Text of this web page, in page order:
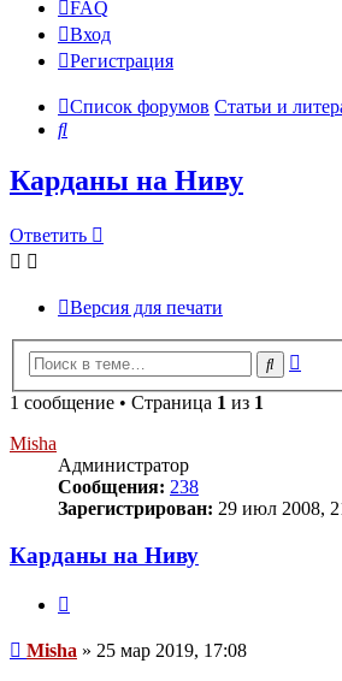
FAQ
Вход
Регистрация
Список форумов Статьи и
Поиск
Карданы на Ниву
Ответить
Версия для печати
Поиск
1 сообщение • Страница 1 из 1
Misha
Администратор
Сообщения: 238
Зарегистрирован: 29 июл 2008,
Карданы на Ниву
Сообщение
Misha » 25 мар 2019, 17:08